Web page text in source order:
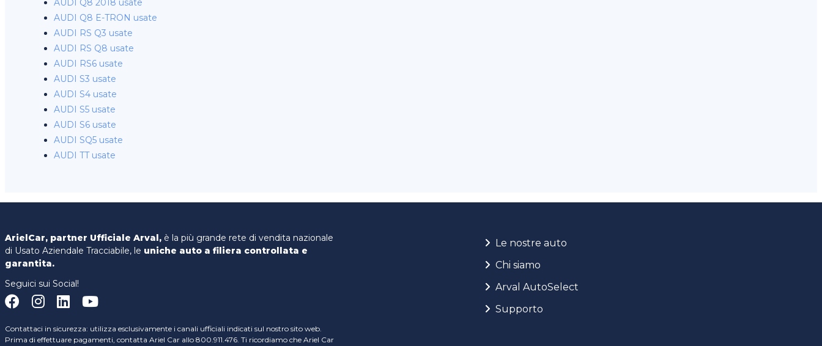
AUDI Q8 2018 usate
AUDI Q8 E-TRON usate
AUDI RS Q3 usate
AUDI RS Q8 usate
AUDI RS6 usate
AUDI S3 usate
AUDI S4 usate
AUDI S5 usate
AUDI S6 usate
AUDI SQ5 usate
AUDI TT usate
ArielCar, partner Ufficiale Arval, è la più grande rete di vendita nazionale
di Usato Aziendale Tracciabile, le uniche auto a filiera controllata e
garantita.
Seguici sui Social!
Contattaci in sicurezza: utilizza esclusivamente i canali ufficiali indicati sul nostro sito web.
Prima di effettuare pagamenti, contatta Ariel Car allo 800.911.476. Ti ricordiamo che Ariel Car
Le nostre auto
Chi siamo
Arval AutoSelect
Supporto